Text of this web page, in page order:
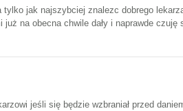
tylko jak najszybciej znalezc dobrego
na obecna chwile dały i naprawde
jeśli się będzie wzbraniał przed